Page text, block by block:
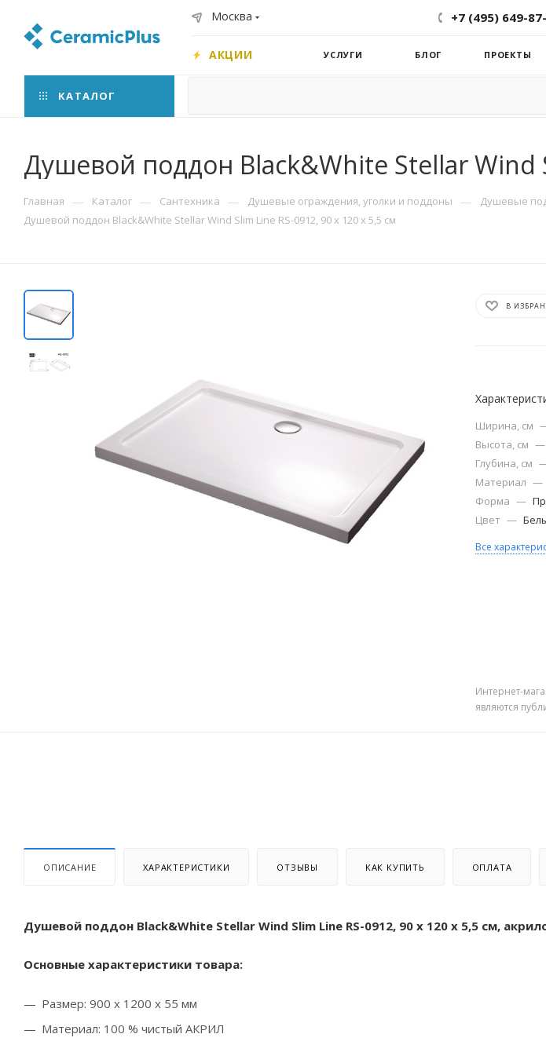
Москва +7 (495) 649-
АКЦИИ УСЛУГИ БЛОГ ПРОЕКТЫ
КАТАЛОГ
Душевой поддон Black&White Stellar Wind
Главная — Каталог — Сантехника — Душевые ограждения, уголки и поддоны — Душевые
Душевой поддон Black&White Stellar Wind Slim Line RS-0912, 90 х 120 х 5,5 см
В
Ширина, см
Высота, см —
Глубина, см
Материал —
Форма —
Цвет —
Все
Интернет-
являются
ОПИСАНИЕ ХАРАКТЕРИСТИКИ ОТЗЫВЫ КАК КУПИТЬ ОПЛАТА
Душевой поддон Black&White Stellar Wind Slim Line RS-0912, 90 х 120 х 5,5 см,
Основные характеристики товара:
Размер: 900 х 1200 х 55 мм
Материал: 100 % чистый АКРИЛ